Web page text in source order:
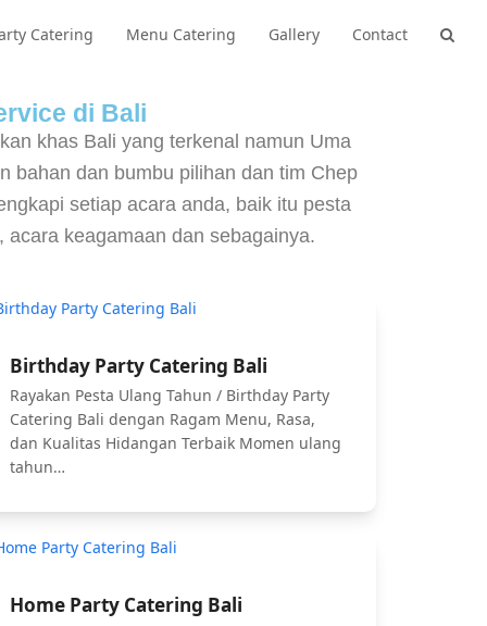
Catering Menu Catering Gallery Contact
di Bali
khas Bali yang terkenal namun Uma
bahan dan bumbu pilihan dan tim Chep
setiap acara anda, baik itu pesta
keagamaan dan sebagainya.
Birthday Party Catering Bali
Rayakan Pesta Ulang Tahun / Birthday Party
Catering Bali dengan Ragam Menu, Rasa,
dan Kualitas Hidangan Terbaik Momen ulang
tahun…
Home Party Catering Bali